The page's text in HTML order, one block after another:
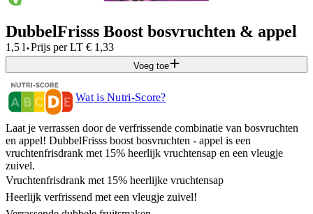
DubbelFrisss Boost bosvruchten & appel
1,5 l·Prijs per LT € 1,33
Voeg toe
Wat is Nutri-Score?
Laat je verrassen door de verfrissende combinatie van bosvruchten
en appel! DubbelFrisss boost bosvruchten - appel is een
vruchtenfrisdrank met 15% heerlijk vruchtensap en een vleugje
zuivel.
Vruchtenfrisdrank met 15% heerlijke vruchtensap
Heerlijk verfrissend met een vleugje zuivel!